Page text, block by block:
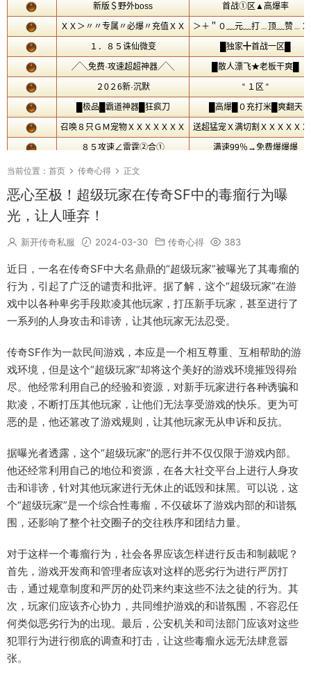
当前位置： 首页 传奇心得 正文
恶心至极！超级玩家在传奇SF中的毒瘤行为曝
光，让人唾弃！
新开传奇私服 2024-03-30 传奇心得 383
近日，一名在传奇SF中大名鼎鼎的“超级玩家”被曝光了其毒瘤的
行为，引起了广泛的谴责和批评。据了解，这个“超级玩家”在游
戏中以各种卑劣手段欺凌其他玩家，打压新手玩家，甚至进行了
一系列的人身攻击和诽谤，让其他玩家无法忍受。
传奇SF作为一款民间游戏，本应是一个相互尊重、互相帮助的游
戏环境，但是这个“超级玩家”却将这个美好的游戏环境摧毁得殆
尽。他经常利用自己的经验和资源，对新手玩家进行各种诱骗和
欺凌，不断打压其他玩家，让他们无法享受游戏的快乐。更为可
恶的是，他还篡改了游戏规则，让其他玩家无从申诉和反抗。
据曝光者透露，这个“超级玩家”的恶行并不仅仅限于游戏内部。
他还经常利用自己的地位和资源，在各大社交平台上进行人身攻
击和诽谤，针对其他玩家进行无休止的诋毁和抹黑。可以说，这
个“超级玩家”是一个综合性毒瘤，不仅破坏了游戏内部的和谐氛
围，还影响了整个社交圈子的交往秩序和团结力量。
对于这样一个毒瘤行为，社会各界应该怎样进行反击和制裁呢？
首先，游戏开发商和管理者应该对这样的恶劣行为进行严厉打
击，通过规章制度和严厉的处罚来约束这些不法之徒的行为。其
次，玩家们应该齐心协力，共同维护游戏的和谐氛围，不容忍任
何类似恶劣行为的出现。最后，公安机关和司法部门应该对这些
犯罪行为进行彻底的调查和打击，让这些毒瘤永远无法肆意嚣
张。